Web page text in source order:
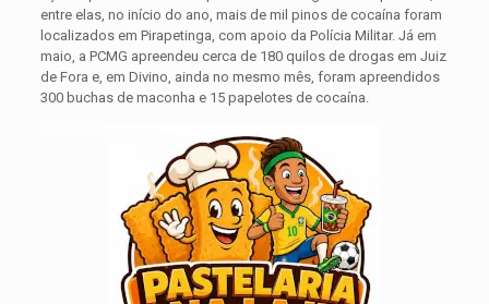
entre elas, no início do ano, mais de mil pinos de cocaína foram
localizados em Pirapetinga, com apoio da Polícia Militar. Já em
maio, a PCMG apreendeu cerca de 180 quilos de drogas em Juiz
de Fora e, em Divino, ainda no mesmo mês, foram apreendidos
300 buchas de maconha e 15 papelotes de cocaína.